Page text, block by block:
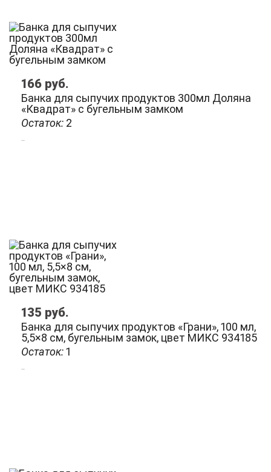
Остаток: 2
Банка для сыпучих продуктов 300мл Доляна
«Квадрат» с бугельным замком
166 руб.
Остаток:1
Банка для сыпучих продуктов «Грани», 100 мл,
5,5×8 см, бугельным замок, цвет МИКС 934185
135 руб.